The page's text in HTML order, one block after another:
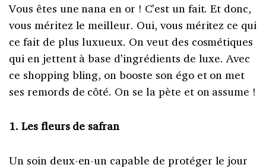
Vous êtes une nana en or ! C’est un fait. Et donc,
vous méritez le meilleur. Oui, vous méritez ce qui
ce fait de plus luxueux. On veut des cosmétiques
qui en jettent à base d’ingrédients de luxe. Avec
ce shopping bling, on booste son égo et on met
ses remords de côté. On se la pète et on assume !
1. Les fleurs de safran
Un soin deux-en-un capable de protéger le jour